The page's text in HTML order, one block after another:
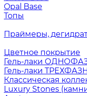
Opal Base
Топы
Праймеры,
Цветное покрытие
Гель-лаки
Гель-лаки
Классическая
Luxury Stones